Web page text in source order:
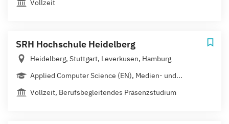
Vollzeit
SRH Hochschule Heidelberg
Heidelberg, Stuttgart, Leverkusen, Hamburg
Applied Computer Science (EN), Medien- und...
Vollzeit, Berufsbegleitendes Präsenzstudium